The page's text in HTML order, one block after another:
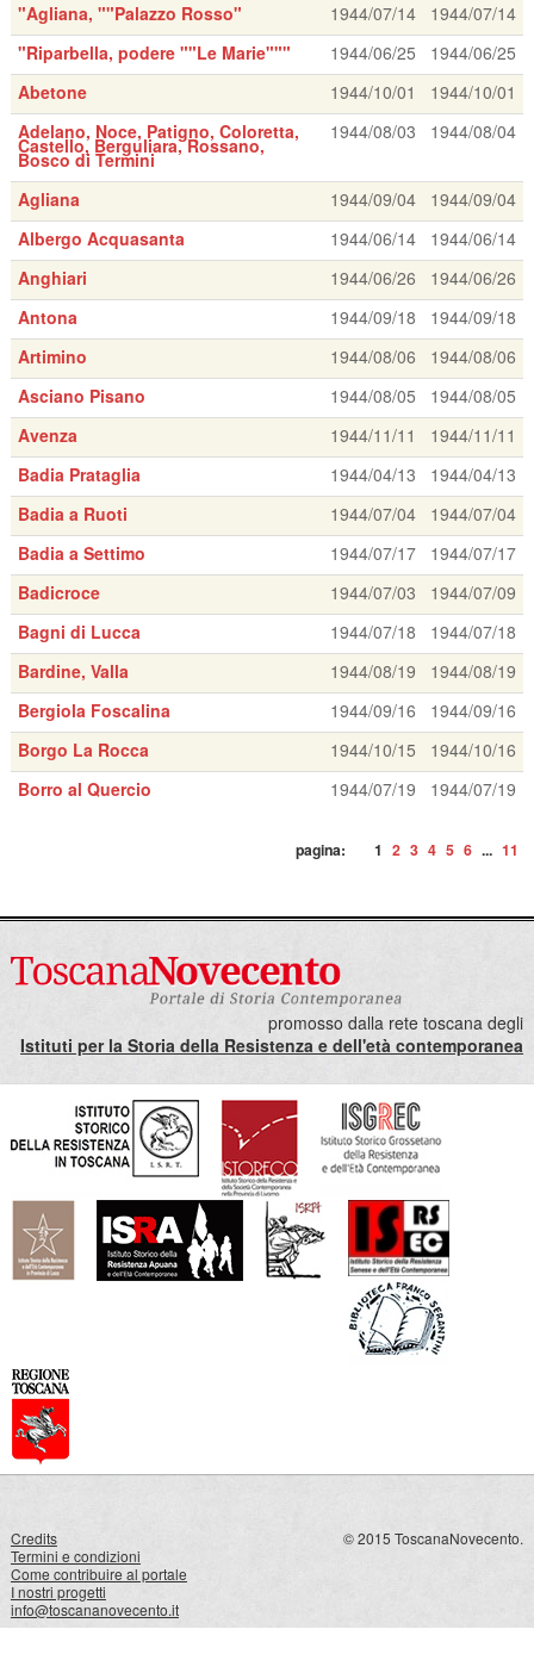
"Agliana, ""Palazzo Rosso" 1944/07/14
1944/07/14
"Riparbella, podere ""Le Marie"""
1944/06/25
1944/06/25
Abetone
1944/10/01
1944/10/01
Adelano, Noce, Patigno, Coloretta,
Castello, Berguliara, Rossano,
Bosco di Termini
1944/08/03 1944/08/04
Agliana 1944/09/04
1944/09/04
Albergo Acquasanta
1944/06/14
1944/06/14
Anghiari
1944/06/26
1944/06/26
Antona
1944/09/18
1944/09/18
Artimino
1944/08/06
1944/08/06
Asciano Pisano
1944/08/05
1944/08/05
Avenza
1944/11/11
1944/11/11
Badia Prataglia
1944/04/13
1944/04/13
Badia a Ruoti
1944/07/04
1944/07/04
Badia a Settimo
1944/07/17
1944/07/17
Badicroce
1944/07/03
1944/07/09
Bagni di Lucca
1944/07/18
1944/07/18
Bardine, Valla
1944/08/19
1944/08/19
Bergiola Foscalina
1944/09/16
1944/09/16
Borgo La Rocca
1944/10/15
1944/10/16
Borro al Quercio
1944/07/19 1944/07/19
pagina: 1 2 3 4 5 6 ... 11
promosso dalla rete toscana degli
Istituti per la Storia della Resistenza e dell'età contemporanea
Credits
Termini e condizioni
Come contribuire al portale
I nostri progetti
info@toscananovecento.it
© 2015 ToscanaNovecento.